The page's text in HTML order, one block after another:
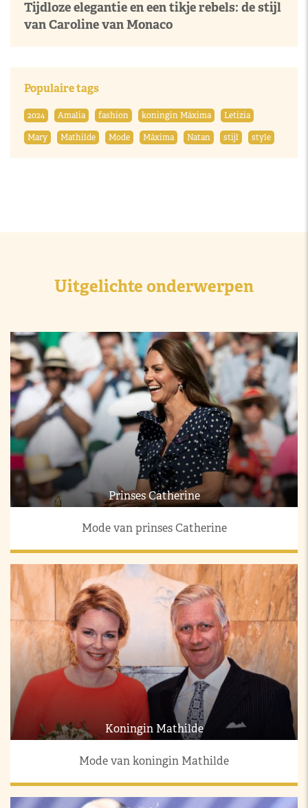
Tijdloze elegantie en een tikje rebels: de stijl
van Caroline van Monaco
Populaire tags
2024 Amalia fashion koningin Máxima
Letizia
Mary
Mathilde Mode Máxima Natan stijl style
Uitgelichte onderwerpen
Prinses Catherine
Mode van prinses Catherine
Koningin Mathilde
Mode van koningin Mathilde